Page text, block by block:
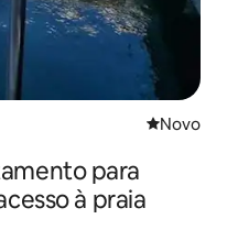
Novo
Novo
para
à praia